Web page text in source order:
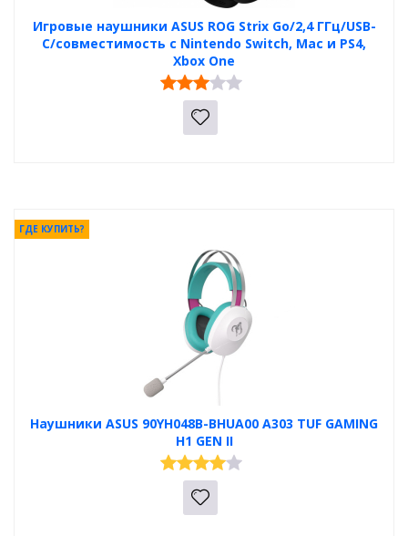
Игровые наушники ASUS ROG Strix Go/2,4 ГГц/USB-
C/совместимость с Nintendo Switch, Mac и PS4,
Xbox One
Наушники ASUS 90YH048B-BHUA00 A303 TUF GAMING
H1 GEN II
ГДЕ КУПИТЬ?